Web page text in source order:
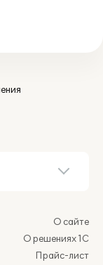
О сайте
О решениях 1С
Прайс-лист